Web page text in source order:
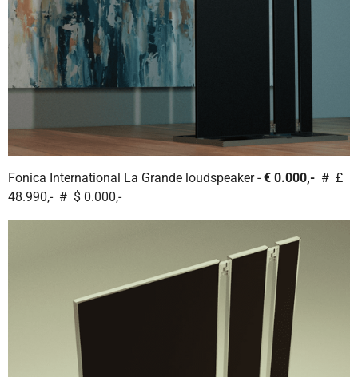
Fonica International La Grande loudspeaker -€ 0.000,- # £
48.990,- # $ 0.000,-